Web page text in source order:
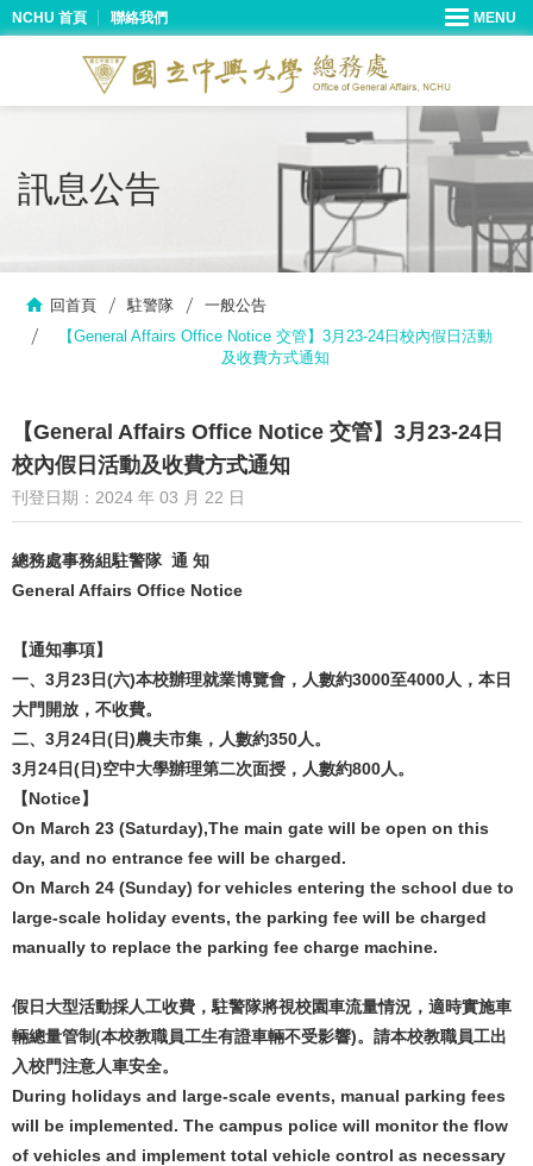
NCHU 首頁 聯絡我們
訊息公告
回首頁 駐警隊
一般公告
【General Affairs Office Notice 交管】3月23-24日校內假日活動
及收費方式通知
【General Affairs Office Notice 交管】3月23-24日
校內假日活動及收費方式通知
刊登日期：2024 年 03 月 22 日
總務處事務組駐警隊 通 知
General Affairs Office Notice
【通知事項】
一、3月23日(六)本校辦理就業博覽會，人數約3000至4000人，本日
大門開放，不收費。
二、3月24日(日)農夫市集，人數約350人。
3月24日(日)空中大學辦理第二次面授，人數約800人。
【Notice】
On March 23 (Saturday),The main gate will be open on this
day, and no entrance fee will be charged.
On March 24 (Sunday) for vehicles entering the school due to
large-scale holiday events, the parking fee will be charged
manually to replace the parking fee charge machine.
假日大型活動採人工收費，駐警隊將視校園車流量情況，適時實施車
輛總量管制(本校教職員工生有證車輛不受影響)。請本校教職員工出
入校門注意人車安全。
During holidays and large-scale events, manual parking fees
will be implemented. The campus police will monitor the flow
of vehicles and implement total vehicle control as necessary